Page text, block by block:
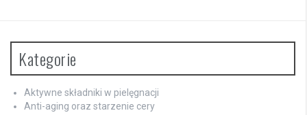
Kategorie
Aktywne składniki w pielęgnacji
Anti-aging oraz starzenie cery